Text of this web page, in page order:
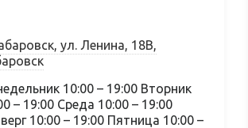
ул. Ленина, 18В,
10:00 – 19:00 Вторник
– 19:00 Среда 10:00 – 19:00
10:00 – 19:00 Пятница 10:00 –